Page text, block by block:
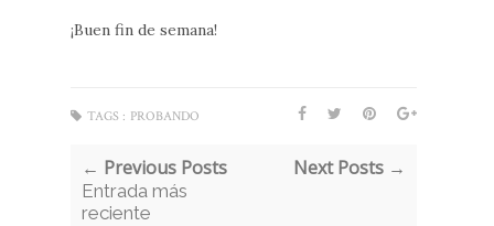
¡Buen fin de semana!
TAGS : PROBANDO
← Previous Posts
Entrada más
reciente
Next Posts →